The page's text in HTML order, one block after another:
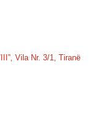
Vila Nr. 3/1, Tiranë